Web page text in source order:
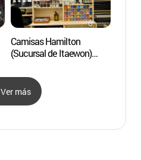
Camisas Hamilton
(Sucursal de Itaewon)
Ver más